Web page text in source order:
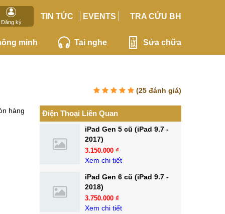
Đăng ký
TIN TỨC EVENTS TRA CỨU BH
minh Tai nghe Sửa chữa
(25 đánh giá)
hàng Điện Thoại Liên Quan
iPad Gen 5 cũ (iPad 9.7 -
2017)
3.150.000 ₫
Xem chi tiết
iPad Gen 6 cũ (iPad 9.7 -
2018)
3.750.000 ₫
Xem chi tiết